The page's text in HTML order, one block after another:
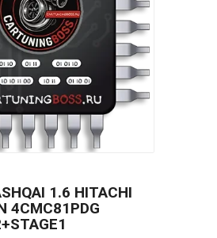
1.6 HITACHI
4CMC81PDG